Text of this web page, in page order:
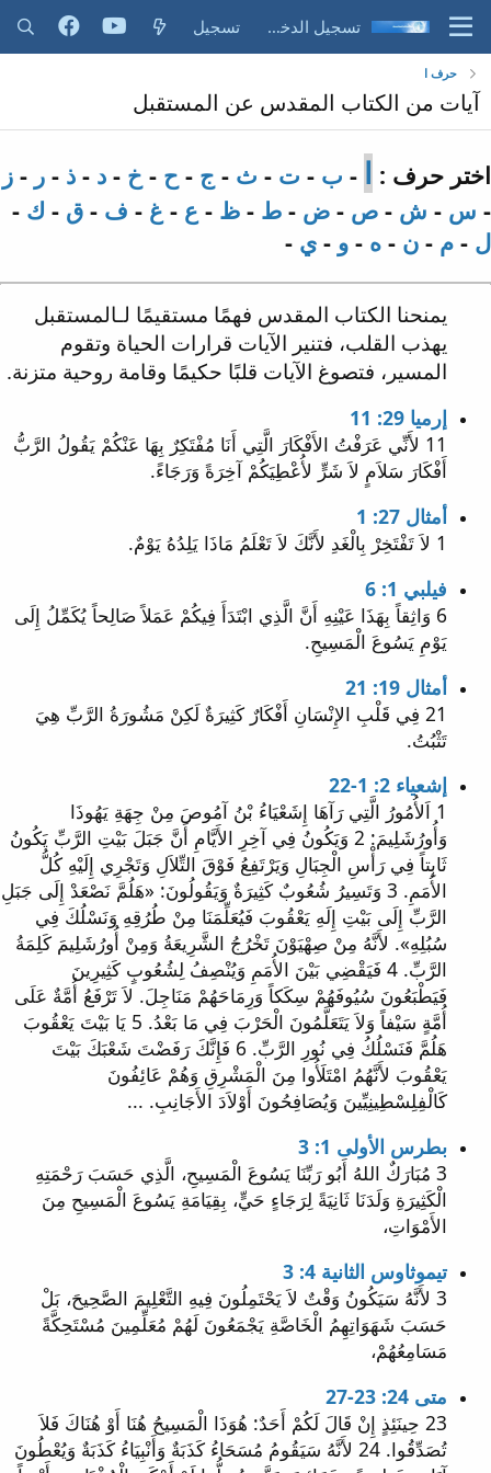
تسجيل الدخول تسجيل
حرف ا
آيات من الكتاب المقدس عن المستقبل
اختر حرف : ا - ب - ت - ث - ج - ح - خ - د - ذ - ر - ز
- س - ش - ص - ض - ط - ظ - ع - غ - ف - ق - ك -
ل - م - ن - ه - و - ي -
يمنحنا الكتاب المقدس فهمًا مستقيمًا لـالمستقبل
يهذب القلب، فتنير الآيات قرارات الحياة وتقوم
المسير، فتصوغ الآيات قلبًا حكيمًا وقامة روحية متزنة.
إرميا 29: 11
11 لأَنِّي عَرَفْتُ الأَفْكَارَ الَّتِي أَنَا مُفْتَكِرٌ بِهَا عَنْكُمْ يَقُولُ الرَّبُّ
أَفْكَارَ سَلاَمٍ لاَ شَرٍّ لأُعْطِيَكُمْ آخِرَةً وَرَجَاءً.
أمثال 27: 1
1 لاَ تَفْتَخِرْ بِالْغَدِ لأَنَّكَ لاَ تَعْلَمُ مَاذَا يَلِدُهُ يَوْمٌ.
فيلبي 1: 6
6 وَاثِقاً بِهَذَا عَيْنِهِ أَنَّ الَّذِي ابْتَدَأَ فِيكُمْ عَمَلاً صَالِحاً يُكَمِّلُ إِلَى
يَوْمِ يَسُوعَ الْمَسِيحِ.
أمثال 19: 21
21 فِي قَلْبِ الإِنْسَانِ أَفْكَارٌ كَثِيرَةٌ لَكِنْ مَشُورَةُ الرَّبِّ هِيَ
تَثْبُتُ.
إشعياء 2: 1-22
1 اَلأُمُورُ الَّتِي رَآهَا إِشَعْيَاءُ بْنُ آمُوصَ مِنْ جِهَةِ يَهُوذَا
وَأُورُشَلِيمَ: 2 وَيَكُونُ فِي آخِرِ الأَيَّامِ أَنَّ جَبَلَ بَيْتِ الرَّبِّ يَكُونُ
ثَابِتاً فِي رَأْسِ الْجِبَالِ وَيَرْتَفِعُ فَوْقَ التِّلاَلِ وَتَجْرِي إِلَيْهِ كُلُّ
الأُمَمِ. 3 وَتَسِيرُ شُعُوبٌ كَثِيرَةٌ وَيَقُولُونَ: «هَلُمَّ نَصْعَدْ إِلَى جَبَلِ
الرَّبِّ إِلَى بَيْتِ إِلَهِ يَعْقُوبَ فَيُعَلِّمَنَا مِنْ طُرُقِهِ وَنَسْلُكَ فِي
سُبُلِهِ». لأَنَّهُ مِنْ صِهْيَوْنَ تَخْرُجُ الشَّرِيعَةُ وَمِنْ أُورُشَلِيمَ كَلِمَةُ
الرَّبِّ. 4 فَيَقْضِي بَيْنَ الأُمَمِ وَيُنْصِفُ لِشُعُوبٍ كَثِيرِينَ
فَيَطْبَعُونَ سُيُوفَهُمْ سِكَكاً وَرِمَاحَهُمْ مَنَاجِلَ. لاَ تَرْفَعُ أُمَّةٌ عَلَى
أُمَّةٍ سَيْفاً وَلاَ يَتَعَلَّمُونَ الْحَرْبَ فِي مَا بَعْدُ. 5 يَا بَيْتَ يَعْقُوبَ
هَلُمَّ فَنَسْلُكُ فِي نُورِ الرَّبِّ. 6 فَإِنَّكَ رَفَضْتَ شَعْبَكَ بَيْتَ
يَعْقُوبَ لأَنَّهُمُ امْتَلَأُوا مِنَ الْمَشْرِقِ وَهُمْ عَائِفُونَ
كَالْفِلِسْطِينِيِّينَ وَيُصَافِحُونَ أَوْلاَدَ الأَجَانِبِ. ...
بطرس الأولى 1: 3
3 مُبَارَكٌ اللهُ أَبُو رَبِّنَا يَسُوعَ الْمَسِيحِ، الَّذِي حَسَبَ رَحْمَتِهِ
الْكَثِيرَةِ وَلَدَنَا ثَانِيَةً لِرَجَاءٍ حَيٍّ، بِقِيَامَةِ يَسُوعَ الْمَسِيحِ مِنَ
الأَمْوَاتِ،
تيموثاوس الثانية 4: 3
3 لأَنَّهُ سَيَكُونُ وَقْتٌ لاَ يَحْتَمِلُونَ فِيهِ التَّعْلِيمَ الصَّحِيحَ، بَلْ
حَسَبَ شَهَوَاتِهِمُ الْخَاصَّةِ يَجْمَعُونَ لَهُمْ مُعَلِّمِينَ مُسْتَحِكَّةً
مَسَامِعُهُمْ،
متى 24: 23-27
23 حِينَئِذٍ إِنْ قَالَ لَكُمْ أَحَدٌ: هُوَذَا الْمَسِيحُ هُنَا أَوْ هُنَاكَ فَلاَ
تُصَدِّقُوا. 24 لأَنَّهُ سَيَقُومُ مُسَحَاءُ كَذَبَةٌ وَأَنْبِيَاءُ كَذَبَةٌ وَيُعْطُونَ